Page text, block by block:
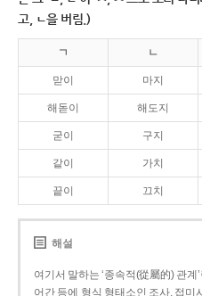
고, ㄴ을 버림.)
ㄱ ㄴ
맏이 마지
해돋이 해도지
굳이 구지
같이 가치
끝이 끄치
해설
여기서 말하는 ‘종속적(從屬的) 관계
어간 등에 형식 형태소인 조사, 접미